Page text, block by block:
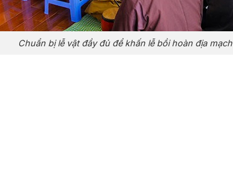
Chuẩn bị lễ vật đầy đủ để khấn lễ bồi hoàn địa mạch